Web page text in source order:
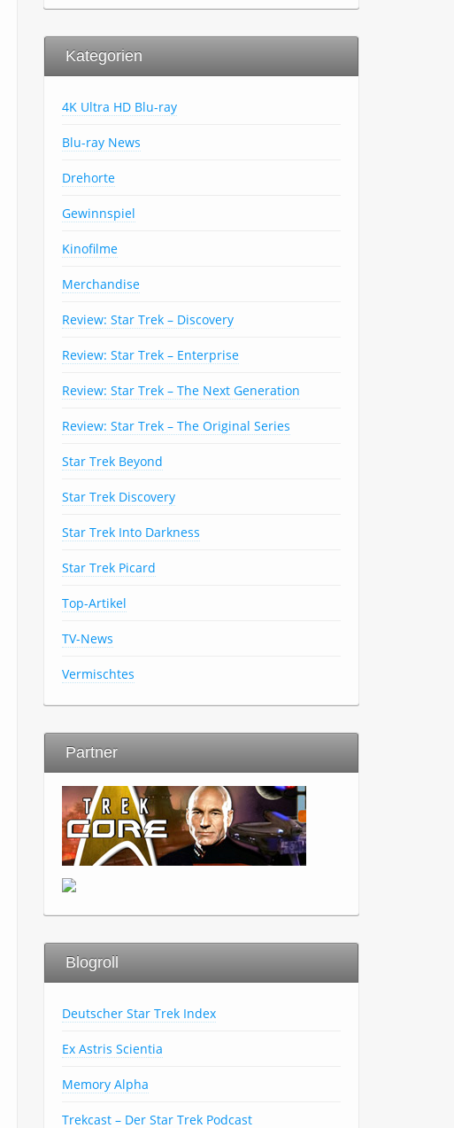
Kategorien
4K Ultra HD Blu-ray
Blu-ray News
Drehorte
Gewinnspiel
Kinofilme
Merchandise
Review: Star Trek – Discovery
Review: Star Trek – Enterprise
Review: Star Trek – The Next Generation
Review: Star Trek – The Original Series
Star Trek Beyond
Star Trek Discovery
Star Trek Into Darkness
Star Trek Picard
Top-Artikel
TV-News
Vermischtes
Partner
Blogroll
Deutscher Star Trek Index
Ex Astris Scientia
Memory Alpha
Trekcast – Der Star Trek Podcast